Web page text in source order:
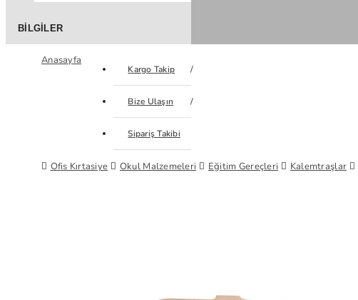
BILGILER
Kargo Takip
Bize Ulaşın
Sipariş Takibi
Anasayfa
Ofis Kırtasiye Okul Malzemeleri Eğitim Gereçleri Kalemtraşlar